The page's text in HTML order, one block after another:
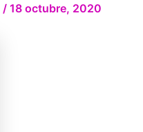
/ 18 octubre, 2020